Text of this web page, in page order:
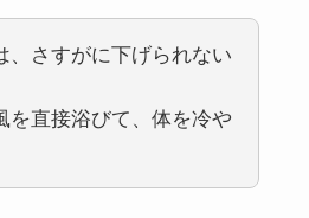
、さすがに下げられない
を直接浴びて、体を冷や